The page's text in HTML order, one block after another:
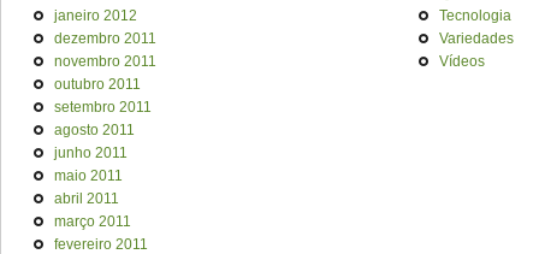
janeiro 2012
dezembro 2011
novembro 2011
outubro 2011
setembro 2011
agosto 2011
junho 2011
maio 2011
abril 2011
março 2011
fevereiro 2011
Tecnologia
Variedades
Vídeos